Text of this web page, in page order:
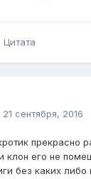
Цитата
21 сентября, 2016
прекрасно
клон его не
без каких либо